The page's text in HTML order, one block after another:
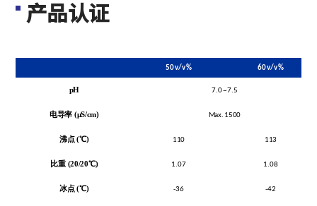
产品认证
50 v/v % 60 v/v %
pH 7.0 ~ 7.5
电导率 (μS/cm) Max. 1500
沸点(℃) 110 113
比重(20/20℃) 1.07 1.08
冰点(℃) -36 -42